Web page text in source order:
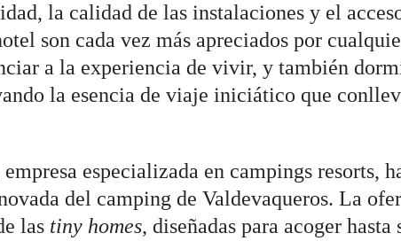
la calidad de las instalaciones y el
son cada vez más apreciados por
a la experiencia de vivir, y también
la esencia de viaje iniciático que
empresa especializada en campings resorts,
del camping de Valdevaqueros. La
las tiny homes, diseñadas para acoger hasta